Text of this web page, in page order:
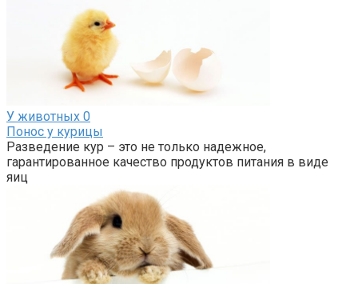
У животных 0
Понос у курицы
Разведение кур – это не только надежное,
гарантированное качество продуктов питания в виде
яиц